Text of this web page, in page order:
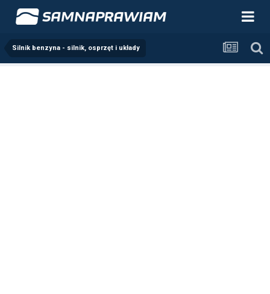
Silnik benzyna - silnik, osprzęt i układy